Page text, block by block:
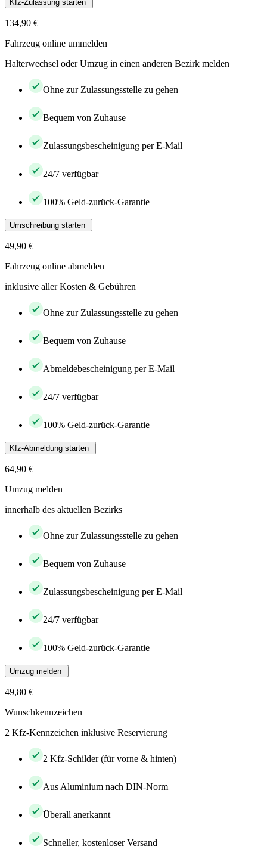
Kfz-Zulassung starten
134,90 €
Fahrzeug online ummelden
Halterwechsel oder Umzug in einen anderen Bezirk melden
Ohne zur Zulassungsstelle zu gehen
Bequem von Zuhause
Zulassungsbescheinigung per E-Mail
24/7 verfügbar
100% Geld-zurück-Garantie
Umschreibung starten
49,90 €
Fahrzeug online abmelden
inklusive aller Kosten & Gebühren
Ohne zur Zulassungsstelle zu gehen
Bequem von Zuhause
Abmeldebescheinigung per E-Mail
24/7 verfügbar
100% Geld-zurück-Garantie
Kfz-Abmeldung starten
64,90 €
Umzug melden
innerhalb des aktuellen Bezirks
Ohne zur Zulassungsstelle zu gehen
Bequem von Zuhause
Zulassungsbescheinigung per E-Mail
24/7 verfügbar
100% Geld-zurück-Garantie
Umzug melden
49,80 €
Wunschkennzeichen
2 Kfz-Kennzeichen inklusive Reservierung
2 Kfz-Schilder (für vorne & hinten)
Aus Aluminium nach DIN-Norm
Überall anerkannt
Schneller, kostenloser Versand